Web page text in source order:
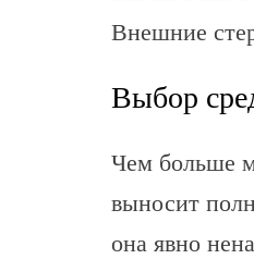
Внешние
Выбор
Чем больше
выносит
она явно